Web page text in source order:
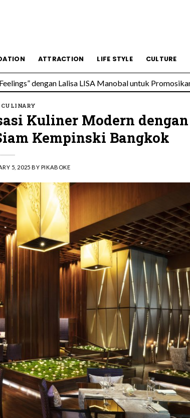
ATTRACTION LIFE STYLE CULTURE
Steakhouse di Thailand
CULINARY
Kuliner Modern dengan
Kempinski Bangkok
5, 2025 BY PIKABOKE